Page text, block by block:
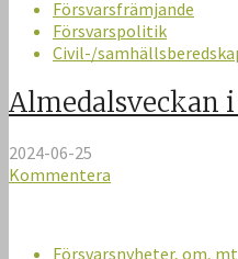
Försvarsfrämjande
Försvarspolitik
Civil-/
Almedalsveckan
2024-06-25
Kommentera
Försvarsnyheter, om,